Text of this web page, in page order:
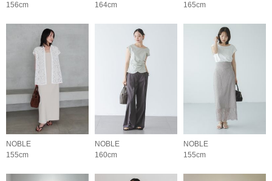
156cm
164cm
165cm
NOBLE
155cm
NOBLE
160cm
NOBLE
155cm